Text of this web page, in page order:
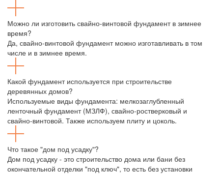
Можно ли изготовить свайно-винтовой фундамент в зимнее
время?
Да, свайно-винтовой фундамент можно изготавливать в том
числе и в зимнее время.
Какой фундамент используется при строительстве
деревянных домов?
Используемые виды фундамента: мелкозаглубленный
ленточный фундамент (МЗЛФ), свайно-ростверковый и
свайно-винтовой. Также используем плиту и цоколь.
Что такое "дом под усадку"?
Дом под усадку - это строительство дома или бани без
окончательной отделки "под ключ", то есть без установки